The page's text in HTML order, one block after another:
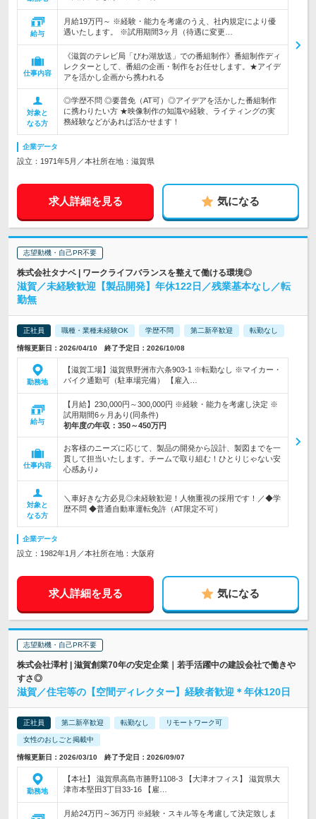
給与
月給19万円～ ※経験・能力を考慮のうえ、社内規定により優
遇いたします。 ※試用期間3ヶ月（待遇に変更…
仕事内容
《滋賀のテレビ局「びわ湖放送」での番組制作》番組制作ディ
レクターとして、番組の企画・制作をお任せします。★アイデ
アを活かし企画から携われる
対象と
なる方
◎学歴不問 ◎要普免（AT可）◎アイデアを活かした番組制作
に携わりたい方 ★映像制作の知識や経験、ライティングの実
務経験などがあれば活かせます！
企業データ
設立：1971年5月／本社所在地：滋賀県
求人詳細を見る 気になる
志望動機・自己PR不要
株式会社タナベ | ワークライフバランスを整えて働ける環境◎
滋賀／未経験歓迎【製品開発】年休122日／残業基本なし／転
勤無
正社員 職種・業種未経験OK 学歴不問 第二新卒歓迎 転勤なし
情報更新日：2026/04/10 終了予定日：2026/10/08
勤務地
【滋賀工場】滋賀県野洲市六条903-1 ※転勤なし ※マイカー・
バイク通勤可（駐車場完備） 【雇入…
給与
【月給】230,000円～300,000円 ※経験・能力を考慮し決定 ※
試用期間6ヶ月あり(同条件)
初年度の年収： 350～450万円
仕事内容
お客様のニーズに応じて、製品の開発から設計、製図までを一
貫して担当いたします。チームで取り組む！ひとりじゃない安
心感あり♪
対象と
なる方
＼車好きな方必見◎未経験歓迎！人物重視の採用です！／◆学
歴不問 ◆普通自動車運転免許（AT限定不可）
企業データ
設立：1982年1月／本社所在地：大阪府
求人詳細を見る 気になる
志望動機・自己PR不要
株式会社澤村 | 滋賀創業70年の安定企業｜若手活躍中の建設会社で働きや
すさ◎
滋賀／住宅等の【空間ディレクター】経験者歓迎＊年休120日
正社員 第二新卒歓迎 転勤なし リモートワーク可
女性のおしごと掲載中
情報更新日：2026/03/10 終了予定日：2026/09/07
勤務地
【本社】 滋賀県高島市勝野1108-3 【大津オフィス】 滋賀県大
津市本堅田3丁目33-16 【雇…
月給24万円～36万円 ※経験・スキル等を考慮して決定致しま